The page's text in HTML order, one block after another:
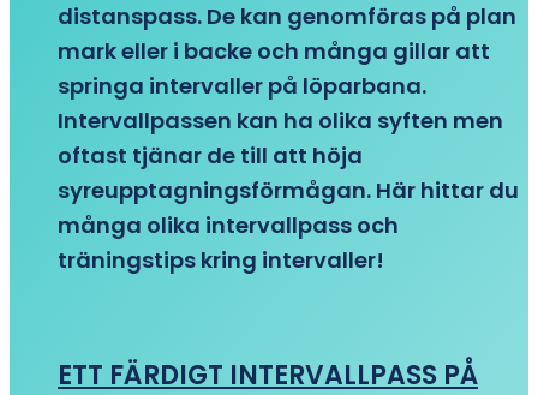
distanspass. De kan genomföras på plan
mark eller i backe och många gillar att
springa intervaller på löparbana.
Intervallpassen kan ha olika syften men
oftast tjänar de till att höja
syreupptagningsförmågan. Här hittar du
många olika intervallpass och
träningstips kring intervaller!
ETT FÄRDIGT INTERVALLPASS PÅ